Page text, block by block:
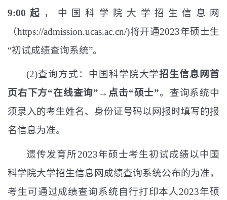
9:00 起 ，中国科学院大学招生信息网
（https://admission.ucas.ac.cn/)将开通2023年硕士生
“初试成绩查询系统”。
(2)查询方式：中国科学院大学招生信息网首
页右下方“在线查询”→ 点击“硕士”。查询系统中
须录入的考生姓名、身份证号码以网报时填写的报
名信息为准。
遗传发育所2023年硕士考生初试成绩以中国
科学院大学招生信息网成绩查询系统公布的为准，
考生可通过成绩查询系统自行打印本人2023年硕